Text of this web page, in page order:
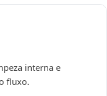
interna e
fluxo.